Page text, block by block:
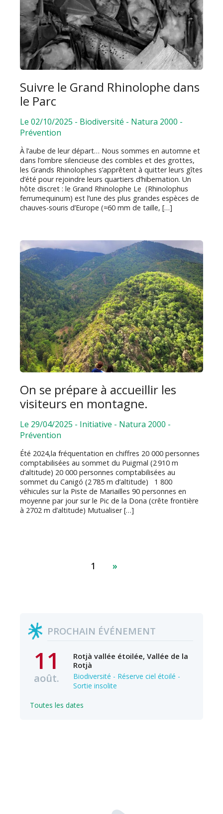
Suivre le Grand Rhinolophe dans
le Parc
Le 02/10/2025 - Biodiversité - Natura 2000 -
Prévention
À l’aube de leur départ… Nous sommes en automne et
dans l’ombre silencieuse des combles et des grottes,
les Grands Rhinolophes s’apprêtent à quitter leurs gîtes
d’été pour rejoindre leurs quartiers d’hibernation. Un
hôte discret : le Grand Rhinolophe Le (Rhinolophus
ferrumequinum) est l’une des plus grandes espèces de
chauves-souris d’Europe (≈60 mm de taille, […]
On se prépare à accueillir les
visiteurs en montagne.
Le 29/04/2025 - Initiative - Natura 2000 -
Prévention
Été 2024,la fréquentation en chiffres 20 000 personnes
comptabilisées au sommet du Puigmal (2 910 m
d’altitude) 20 000 personnes comptabilisées au
sommet du Canigó (2 785 m d’altitude) 1 800
véhicules sur la Piste de Mariailles 90 personnes en
moyenne par jour sur le Pic de la Dona (crête frontière
à 2702 m d’altitude) Mutualiser […]
1 »
PROCHAIN ÉVÉNEMENT
11
août.
Rotjà vallée étoilée, Vallée de la
Rotjà
Biodiversité - Réserve ciel étoilé -
Sortie insolite
Toutes les dates